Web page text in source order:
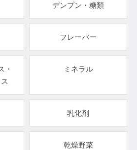
デンプン・糖類
フレーバー
・
ミネラル
乳化剤
乾燥野菜